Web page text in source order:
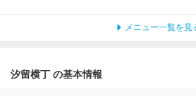
メニュー一覧を見
汐留横丁 の基本情報